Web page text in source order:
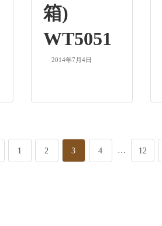
箱)
WT5051
2014年7月4日
ペ
1 ペ
2 ペ
3 ペ
4 … ペ
12